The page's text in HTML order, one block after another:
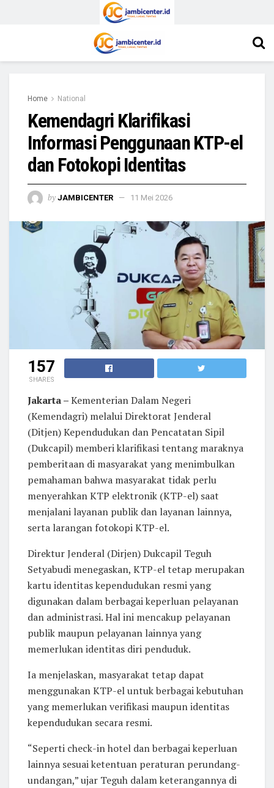
Home National
Kemendagri Klarifikasi
Informasi Penggunaan KTP-el
dan Fotokopi Identitas
by JAMBICENTER 11 Mei 2026
157
SHARES
Jakarta –Kementerian Dalam Negeri
(Kemendagri) melalui Direktorat Jenderal
(Ditjen) Kependudukan dan Pencatatan Sipil
(Dukcapil) memberi klarifikasi tentang maraknya
pemberitaan di masyarakat yang menimbulkan
pemahaman bahwa masyarakat tidak perlu
menyerahkan KTP elektronik (KTP-el) saat
menjalani layanan publik dan layanan lainnya,
serta larangan fotokopi KTP-el.
Direktur Jenderal (Dirjen) Dukcapil Teguh
Setyabudi menegaskan, KTP-el tetap merupakan
kartu identitas kependudukan resmi yang
digunakan dalam berbagai keperluan pelayanan
dan administrasi. Hal ini mencakup pelayanan
publik maupun pelayanan lainnya yang
memerlukan identitas diri penduduk.
Ia menjelaskan, masyarakat tetap dapat
menggunakan KTP-el untuk berbagai kebutuhan
yang memerlukan verifikasi maupun identitas
kependudukan secara resmi.
“Seperti check-in hotel dan berbagai keperluan
lainnya sesuai ketentuan peraturan perundang-
undangan,” ujar Teguh dalam keterangannya di